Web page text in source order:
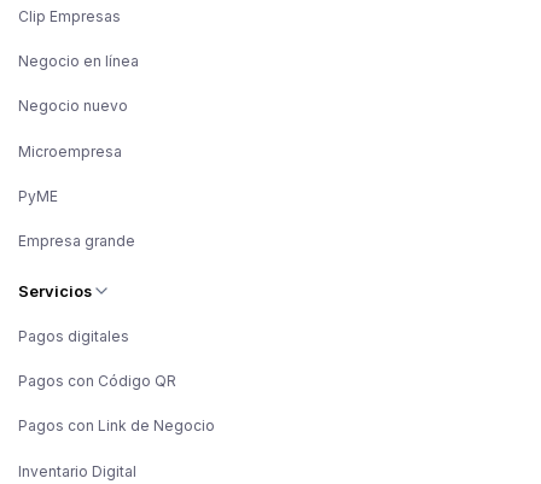
Servicios
Pagos digitales
Pagos con Código QR
Pagos con Link de Negocio
Inventario Digital
Clip Empresas
Negocio en línea
Negocio nuevo
Microempresa
PyME
Empresa grande